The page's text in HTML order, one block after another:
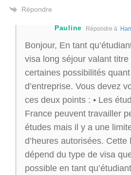
Répondre
Pauline Répondre à
Bonjour, En tant
visa long séjour valant
certaines possibilités
d’entreprise. Vous devez
ces deux points : • Les
France peuvent travailler
études mais il y a une
d’heures autorisées. Cette
dépend du type de visa
possible en tant